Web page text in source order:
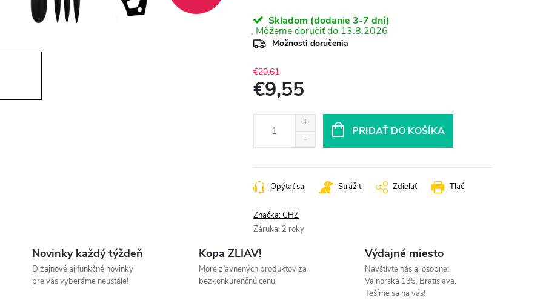
Skladom (dodanie 3-7 dní)
13.8.2026
Možnosti doručenia
€20,61
€9,55
PRIDAŤ DO KOŠÍKA
Tlač
Opýtať sa Strážiť Zdieľať
Značka:CHZ
Záruka: 2 roky
Novinky každý týždeň
Dizajnové aj funkčné novinky
pre vás vyberáme neustále!
Kopa ZLIAV!
More zľavnených produktov za
bezkonkurenčnú cenu!
Výdajné miesto
Navštívte nás aj osobne:
Vajnorská 135, Bratislava.
Tešíme sa na vás!